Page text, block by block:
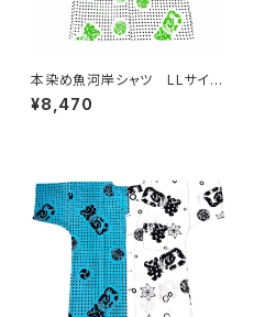
本染め魚河岸シャツ LLサイ
ズ 認定証付き 木綿晒 伝統
豆絞り柄 巴紋 白×紺＆黄
津 浜通り 港町 祭り
¥8,470